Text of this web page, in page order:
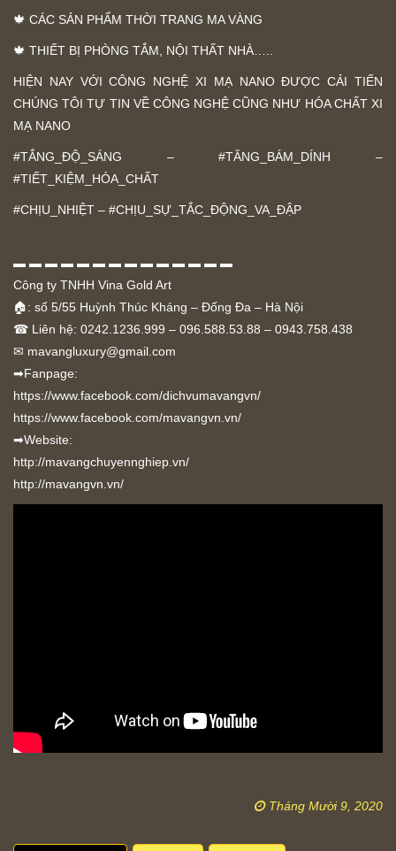
🍁 CÁC SẢN PHẨM THỜI TRANG MA VÀNG
🍁 THIẾT BỊ PHÒNG TẮM, NỘI THẤT NHÀ…..
HIỆN NAY VỚI CÔNG NGHỆ XI MẠ NANO ĐƯỢC CẢI TIẾN
CHÚNG TÔI TỰ TIN VỀ CÔNG NGHỆ CŨNG NHƯ HÓA CHẤT XI
MẠ NANO
#TẮNG_ĐỘ_SÁNG – #TĂNG_BÁM_DÍNH –
#TIẾT_KIỆM_HÓA_CHẤT
#CHỊU_NHIỆT – #CHỊU_SỰ_TẮC_ĐỘNG_VA_ĐẬP
▬ ▬ ▬ ▬ ▬ ▬ ▬ ▬ ▬ ▬ ▬ ▬ ▬ ▬
Công ty TNHH Vina Gold Art
🏠: số 5/55 Huỳnh Thúc Kháng – Đống Đa – Hà Nội
☎ Liên hệ: 0242.1236.999 – 096.588.53.88 – 0943.758.438
✉ mavangluxury@gmail.com
➡Fanpage:
https://www.facebook.com/dichvumavangvn/
https://www.facebook.com/mavangvn.vn/
➡Website:
http://mavangchuyennghiep.vn/
http://mavangvn.vn/
Tháng Mười 9, 2020